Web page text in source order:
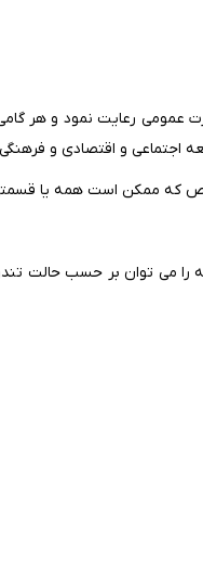
رعایت نمود و هر گامی
اجتماعی و اقتصادی و
که ممکن است همه یا قسمتی
را می توان بر حسب حالت